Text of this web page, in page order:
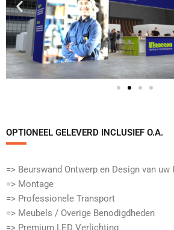
OPTIONEEL GELEVERD INCLUSIEF O.A.​
=> Beurswand Ontwerp en Design van uw
=> Montage
=> Professionele Transport
=> Meubels / Overige Benodigdheden
=> Premium LED Verlichting